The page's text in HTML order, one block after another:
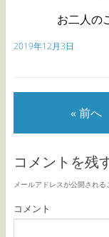
お二人の
2019年12月3日
« 前へ
コメントを残
メールアドレスが公開される
コメント